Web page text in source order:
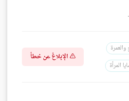
المرأة
الإبلاغ عن خطأ